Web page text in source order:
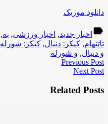
دانلود موزیک
label اخبار جدید, اخبار ورزشی, به,
تاتنهام, کیکر: دنبال, کیکر: شورله
و دنبال, و شورله
Previous Post
Next Post
Related Posts